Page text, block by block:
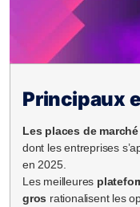
Principaux
Les places de
dont les entreprises
en 2025.
Les meilleures
gros rationalisent les